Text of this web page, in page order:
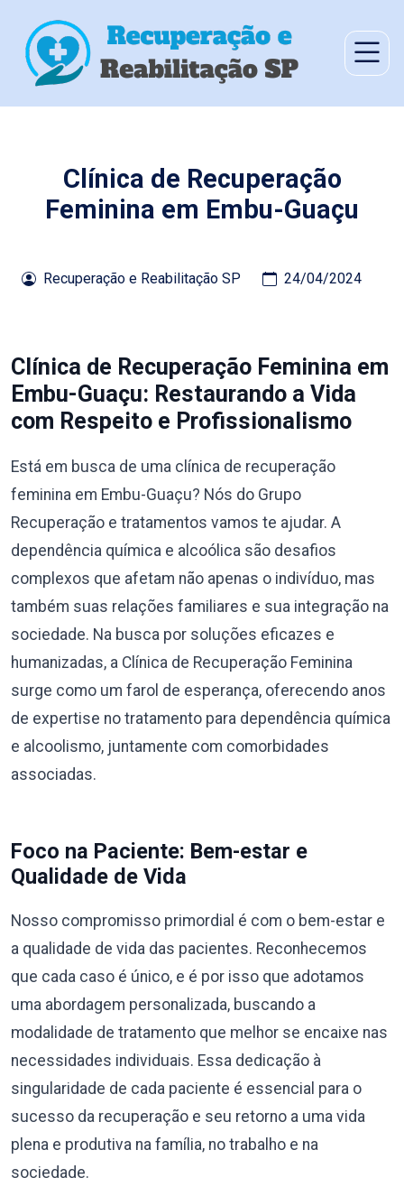
Clínica de Recuperação
Feminina em Embu-Guaçu
Recuperação e Reabilitação SP 24/04/2024
Clínica de Recuperação Feminina em
Embu-Guaçu: Restaurando a Vida
com Respeito e Profissionalismo
Está em busca de uma clínica de recuperação
feminina em Embu-Guaçu? Nós do Grupo
Recuperação e tratamentos vamos te ajudar. A
dependência química e alcoólica são desafios
complexos que afetam não apenas o indivíduo, mas
também suas relações familiares e sua integração na
sociedade. Na busca por soluções eficazes e
humanizadas, a Clínica de Recuperação Feminina
surge como um farol de esperança, oferecendo anos
de expertise no tratamento para dependência química
e alcoolismo, juntamente com comorbidades
associadas.
Foco na Paciente: Bem-estar e
Qualidade de Vida
Nosso compromisso primordial é com o bem-estar e
a qualidade de vida das pacientes. Reconhecemos
que cada caso é único, e é por isso que adotamos
uma abordagem personalizada, buscando a
modalidade de tratamento que melhor se encaixe nas
necessidades individuais. Essa dedicação à
singularidade de cada paciente é essencial para o
sucesso da recuperação e seu retorno a uma vida
plena e produtiva na família, no trabalho e na
sociedade.